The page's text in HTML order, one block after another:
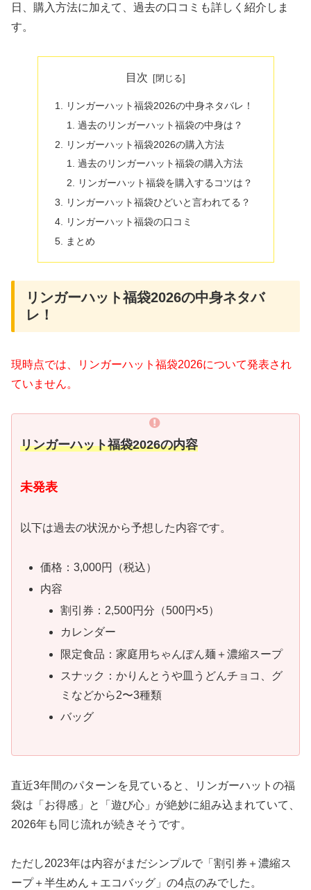
日、購入方法に加えて、過去の口コミも詳しく紹介しま
す。
目次
リンガーハット福袋2026の中身ネタバレ！
過去のリンガーハット福袋の中身は？
リンガーハット福袋2026の購入方法
過去のリンガーハット福袋の購入方法
リンガーハット福袋を購入するコツは？
リンガーハット福袋ひどいと言われてる？
リンガーハット福袋の口コミ
まとめ
リンガーハット福袋2026の中身ネタバ
レ！
現時点では、リンガーハット福袋2026について発表され
ていません。
リンガーハット福袋2026の内容
未発表
以下は過去の状況から予想した内容です。
価格：3,000円（税込）
内容
割引券：2,500円分（500円×5）
カレンダー
限定食品：家庭用ちゃんぽん麺＋濃縮スープ
スナック：かりんとうや皿うどんチョコ、グ
ミなどから2〜3種類
バッグ
直近3年間のパターンを見ていると、リンガーハットの福
袋は「お得感」と「遊び心」が絶妙に組み込まれていて、
2026年も同じ流れが続きそうです。
ただし2023年は内容がまだシンプルで「割引券＋濃縮ス
ープ＋半生めん＋エコバッグ」の4点のみでした。